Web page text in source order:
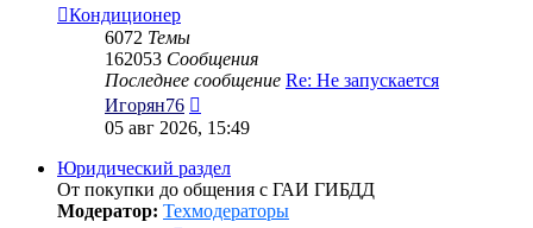
Кондиционер
6072 Темы
162053 Сообщения
Последнее сообщение Re: Не запускается
Игорян76
к
сообщению
05 авг 2026, 15:49
Юридический раздел
От покупки до общения с ГАИ ГИБДД
Модератор: Техмодераторы